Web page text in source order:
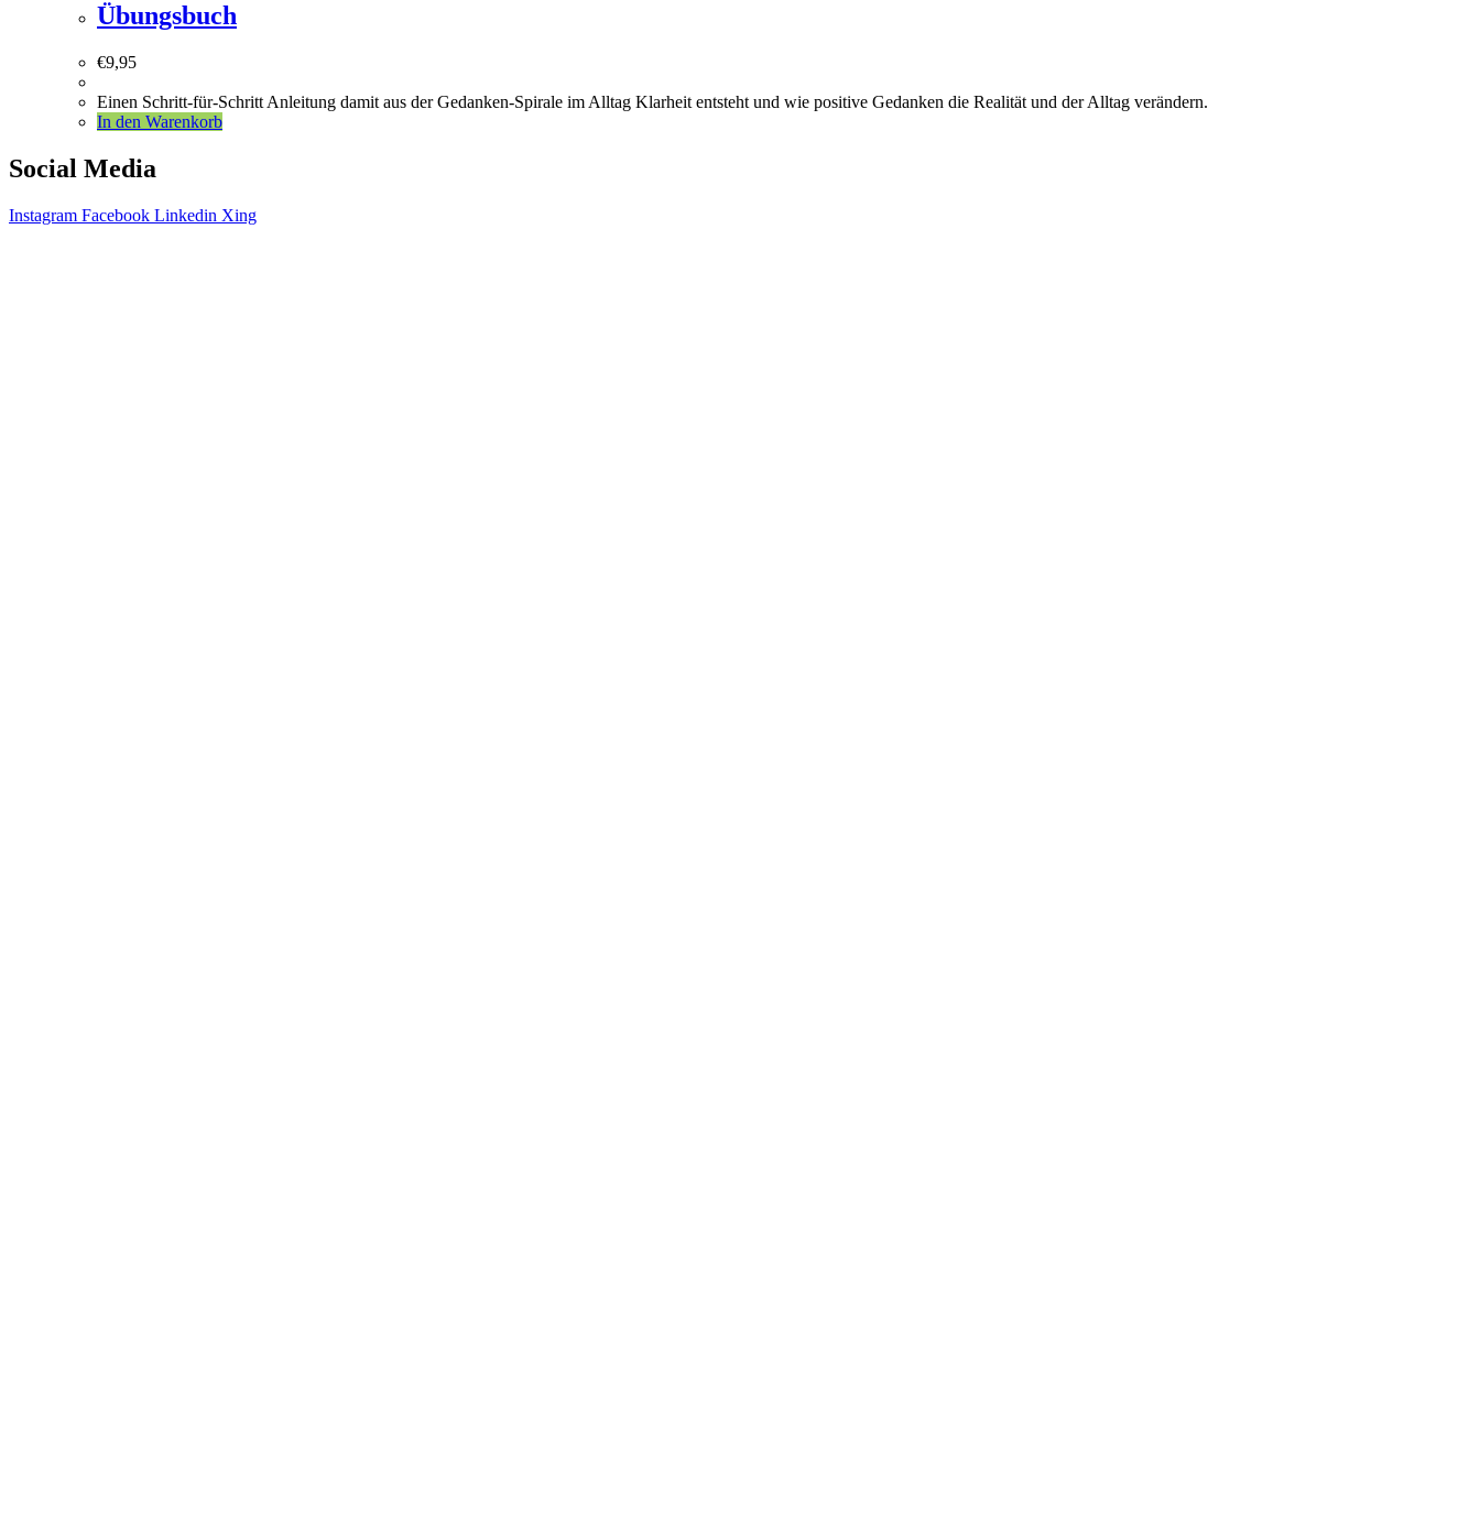
Übungsbuch
€9,95
Einen Schritt-für-Schritt Anleitung damit aus der Gedanken-Spirale im Alltag Klarheit entsteht und wie positive Gedanken die Realität und der Alltag verändern.
In den Warenkorb
Social Media
Instagram Facebook Linkedin Xing